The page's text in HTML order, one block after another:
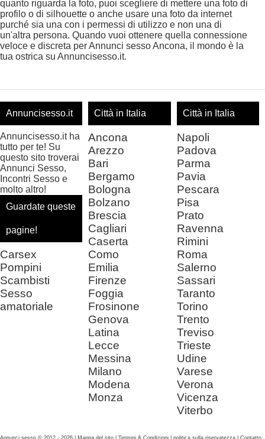
quanto riguarda la foto, puoi scegliere di mettere una foto di
profilo o di silhouette o anche usare una foto da internet
purché sia una con i permessi di utilizzo e non una di
un'altra persona. Quando vuoi ottenere quella connessione
veloce e discreta per Annunci sesso Ancona, il mondo è la
tua ostrica su Annuncisesso.it.
Annuncisesso.it
Annuncisesso.it ha
tutto per te! Su
questo sito troverai
Annunci Sesso,
Incontri Sesso e
molto altro!
Guardate queste
pagine!
Carsex
Pompini
Scambisti
Sesso
amatoriale
Città in Italia
Ancona
Arezzo
Bari
Bergamo
Bologna
Bolzano
Brescia
Cagliari
Caserta
Como
Emilia
Firenze
Foggia
Frosinone
Genova
Latina
Lecce
Messina
Milano
Modena
Monza
Città in Italia
Napoli
Padova
Parma
Pavia
Pescara
Pisa
Prato
Ravenna
Rimini
Roma
Salerno
Sassari
Taranto
Torino
Trento
Treviso
Trieste
Udine
Varese
Verona
Vicenza
Viterbo